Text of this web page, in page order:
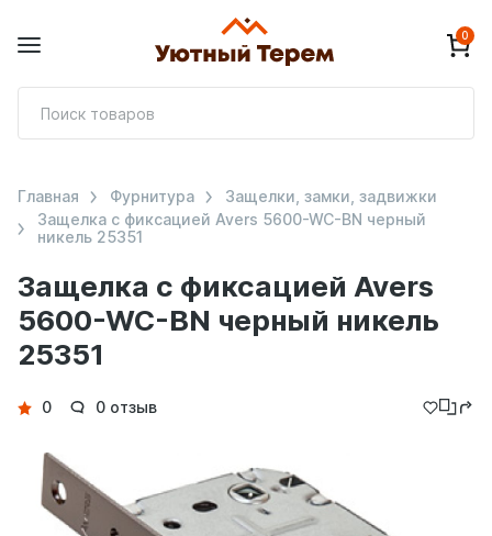
0
Защелка с фиксацией Avers
5600-WC-BN черный никель
25351
Главная Фурнитура
Защелки, замки, задвижки
Защелка с фиксацией Avers 5600-WC-BN черный
никель 25351
Детали
0 0 отзыв